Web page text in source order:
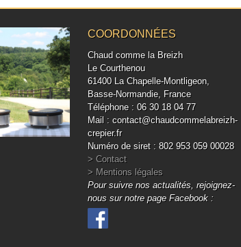
COORDONNÉES
Chaud comme la Breizh
Le Courthenou
61400 La Chapelle-Montligeon,
Basse-Normandie, France
Téléphone : 06 30 18 04 77
Mail : contact@chaudcommelabreizh-
crepier.fr
Numéro de siret : 802 953 059 00028
> Contact
> Mentions légales
Pour suivre nos actualités, rejoignez-
nous sur notre page Facebook :